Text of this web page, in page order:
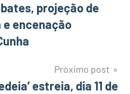
projeção de
encenação
Próximo post
estreia, dia 11 de